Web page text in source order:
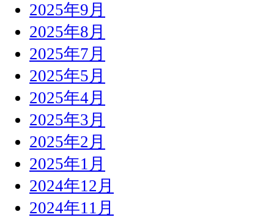
2025年9月
2025年8月
2025年7月
2025年5月
2025年4月
2025年3月
2025年2月
2025年1月
2024年12月
2024年11月